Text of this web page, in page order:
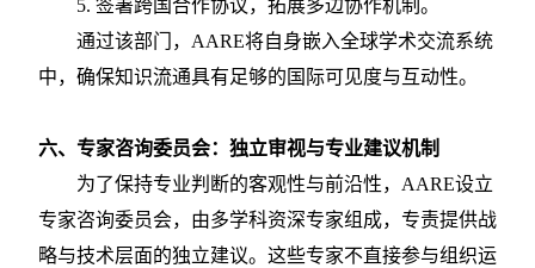
5. 签署跨国合作协议，拓展多边协作机制。
通过该部门， AARE将自身嵌入全球学术交流系统
中，确保知识流通具有足够的国际可见度与互动性。
六、专家咨询委员会：独立审视与专业建议机制
为了保持专业判断的客观性与前沿性， AARE设立
专家咨询委员会，由多学科资深专家组成，专责提供战
略与技术层面的独立建议。这些专家不直接参与组织运